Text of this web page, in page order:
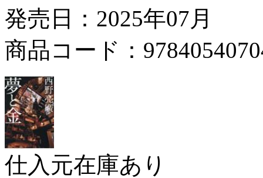
発売日：2025年07月
商品コード：
仕入元在庫あり